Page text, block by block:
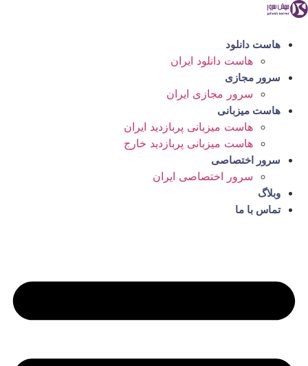
پرش
محتوا
هاست دانلود
هاست دانلود ایران
سرور مجازی
سرور مجازی ایران
هاست میزبانی
هاست میزبانی پربازدید ایران
هاست میزبانی پربازدید خارج
سرور اختصاصی
سرور اختصاصی ایران
وبلاگ
تماس با ما